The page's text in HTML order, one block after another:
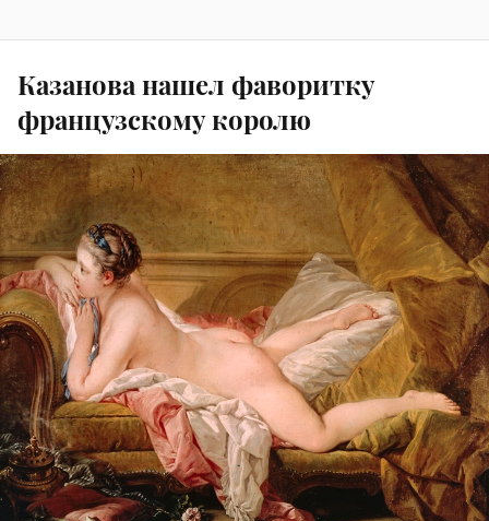
Казанова нашел фаворитку
французскому королю